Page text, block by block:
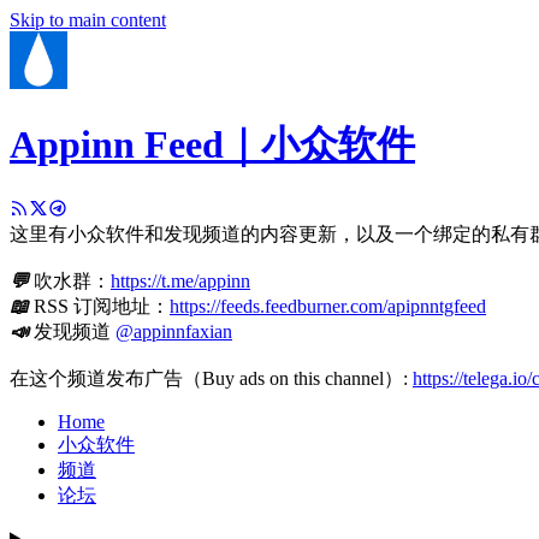
Skip to main content
Appinn Feed｜小众软件
这里有小众软件和发现频道的内容更新，以及一个绑定的私有
💬吹水群： https://t.me/appinn
📖RSS 订阅地址： https://feeds.feedburner.com/apipnntgfeed
📣发现频道 @appinnfaxian
在这个频道发布广告（Buy ads on this channel）: https://telega.io/
Home
小众软件
频道
论坛